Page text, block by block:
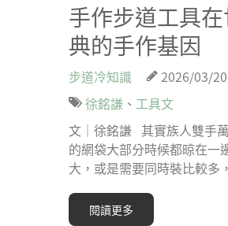
手作步道工具
典的手作基因
步道冷知識
2026/03/20
徐銘謙 、 工具文
文｜徐銘謙 其實族人雙手
的網袋大部分時候都晾在一
大，或是需要同時裝比較
閱讀更多